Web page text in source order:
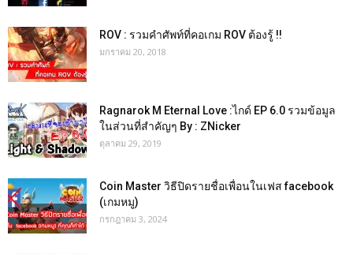
ROV : รวมคำศัพท์ที่คอเกม ROV ต้องรู้ !!
มกราคม 20, 2018
Ragnarok M Eternal Love :ไกด์ EP 6.0 รวมข้อมูล
ในส่วนที่สำคัญๆ By : ZNicker
ตุลาคม 29, 2019
Coin Master วิธีปิดรายชื่อเพื่อนในเฟส facebook
(เกมหมู)
กรกฎาคม 3, 2024